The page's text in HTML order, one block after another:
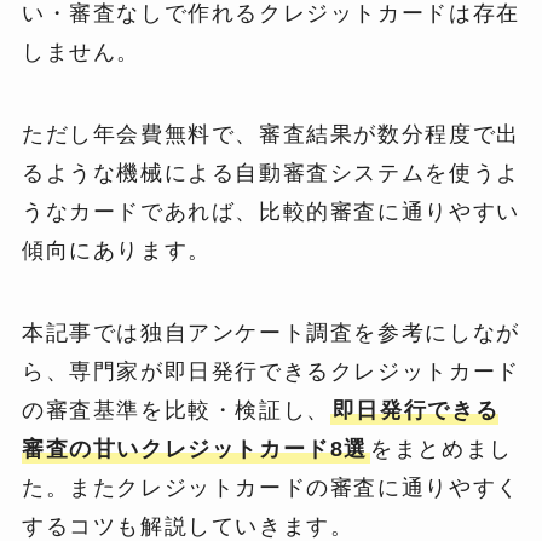
い・審査なしで作れるクレジットカードは存在
しません。
ただし年会費無料で、審査結果が数分程度で出
るような機械による自動審査システムを使うよ
うなカードであれば、比較的審査に通りやすい
傾向にあります。
本記事では独自アンケート調査を参考にしなが
ら、専門家が即日発行できるクレジットカード
の審査基準を比較・検証し、 即日発行できる
審査の甘いクレジットカード8選をまとめまし
た。またクレジットカードの審査に通りやすく
するコツも解説していきます。